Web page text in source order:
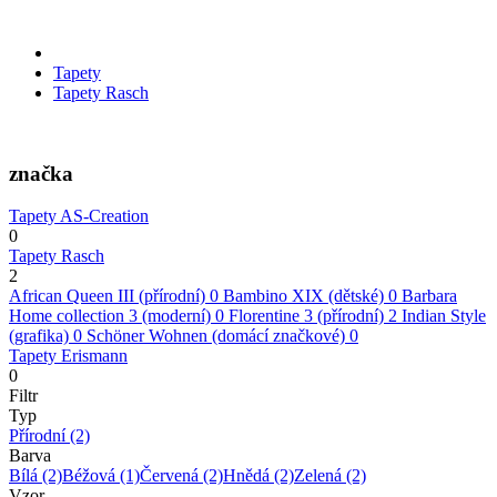
Tapety
Tapety Rasch
značka
Tapety AS-Creation
0
Tapety Rasch
2
African Queen III (přírodní) 0 Bambino XIX (dětské) 0 Barbara
Home collection 3 (moderní) 0 Florentine 3 (přírodní) 2 Indian Style
(grafika) 0 Schöner Wohnen (domácí značkové) 0
Tapety Erismann
0
Filtr
Typ
Přírodní(2)
Barva
Bílá (2)Béžová (1)Červená (2)Hnědá (2)Zelená (2)